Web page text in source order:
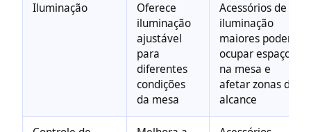
Iluminação
Oferece
iluminação
ajustável
para
diferentes
condições
da mesa
Acessórios de
iluminação
maiores podem
ocupar espaço
na mesa e
afetar zonas de
alcance